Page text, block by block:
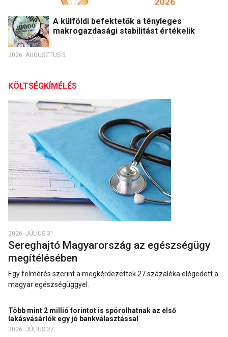
A külföldi befektetők a tényleges
makrogazdasági stabilitást értékelik
2026. AUGUSZTUS 5.
KÖLTSÉGKÍMÉLÉS
2026. JÚLIUS 31.
Sereghajtó Magyarország az egészségügy
megítélésében
Egy felmérés szerint a megkérdezettek 27 százaléka elégedett a
magyar egészségüggyel.
Több mint 2 millió forintot is spórolhatnak az első
lakásvásárlók egy jó bankválasztással
2026. JÚLIUS 27.